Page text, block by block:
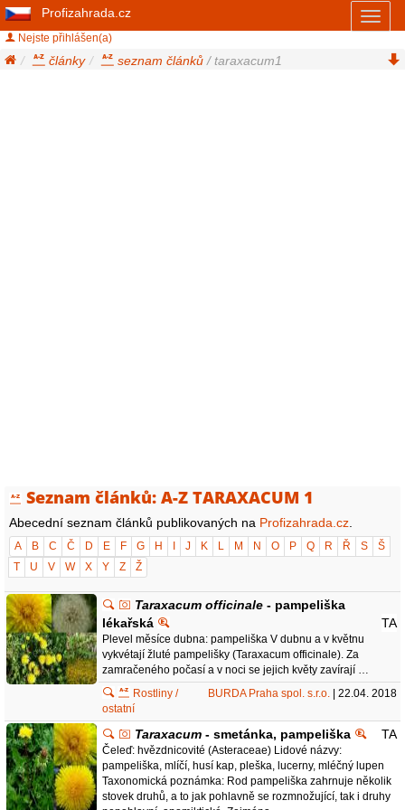
Profizahrada.cz
Nejste přihlášen(a)
články seznam článků / taraxacum1
Seznam článků: A-Z TARAXACUM 1
Abecední seznam článků publikovaných na Profizahrada.cz
A B C Č D E F G H J K L M N O P Q R Ř S
Š
T
U V W X Y Z Ž
Taraxacum officinale - pampeliška
lékařská
TA
Plevel měsíce dubna: pampeliška V dubnu a v květnu
vykvétají žluté pampelišky (Taraxacum officinale). Za
zamračeného počasí a v noci se jejich květy zavírají …
BURDA Praha spol. s.r.o. | 22.04. 2018
Rostliny /
ostatní
Taraxacum - smetánka, pampeliška TA
Čeleď: hvězdnicovité (Asteraceae) Lidové názvy:
pampeliška, mlíčí, husí kap, pleška, lucerny, mléčný lupen
Taxonomická poznámka: Rod pampeliška zahrnuje několik
stovek druhů, a to jak pohlavně se rozmnožující, tak i druhy